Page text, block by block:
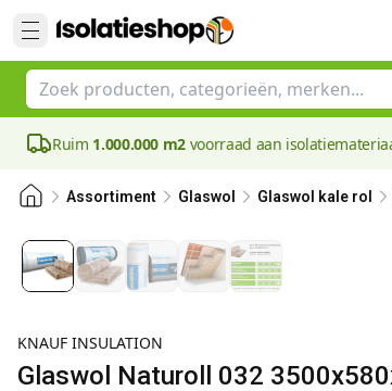
Ruim 1.000.000 m2 voorraad aan
Assortiment Glaswol Glaswol kale rol
KNAUF INSULATION
Glaswol Naturoll 032